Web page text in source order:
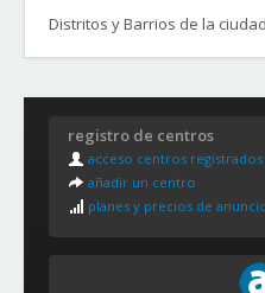
Civil,
Administrativos y Auxiliares
Comunidades Autónomas y
Es previsible que ésta
Distritos y Barrios de la
San Pablo y Santa Marina
El Cristo
Ave María
San Juanillo
Pan y Guindas
registro de centros
acceso centros registrados
añadir un centro
planes y precios de